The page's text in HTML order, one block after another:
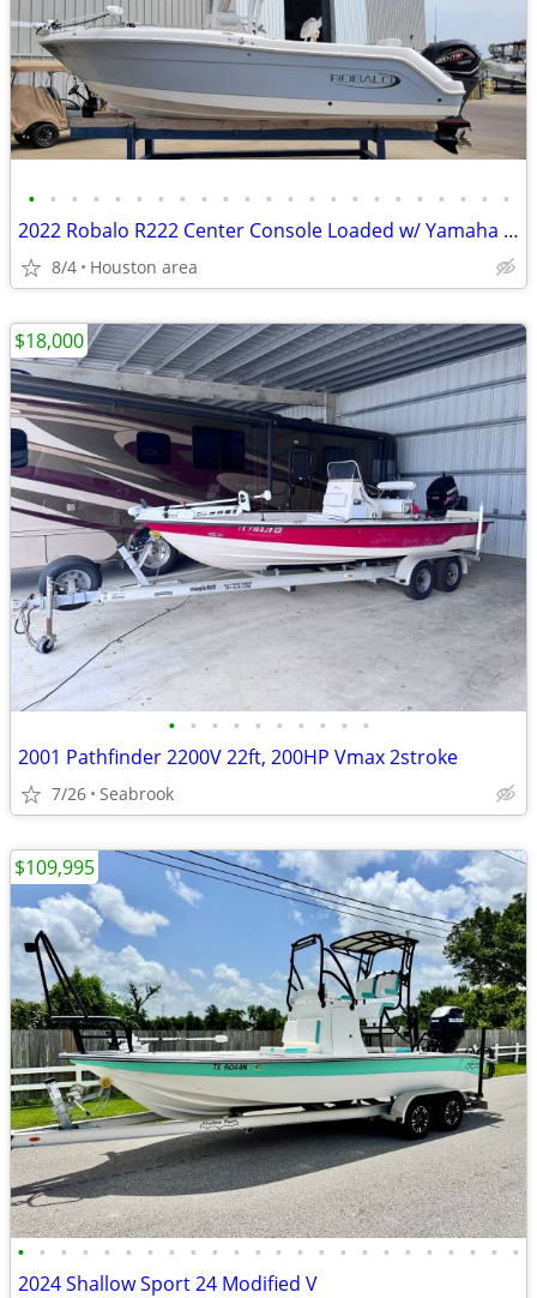
• • • • • • • • • • • • • • • • • • • • • • •
2022 Robalo R222 Center Console Loaded w/ Yamaha F250hp SHO & Trailer
8/4 Houston area
• • • • • • • • • •
2001 Pathfinder 2200V 22ft, 200HP Vmax 2stroke
7/26 Seabrook
$18,000
• • • • • • • • • • • • • • • • • • • • • • • •
2024 Shallow Sport 24 Modified V
$109,995